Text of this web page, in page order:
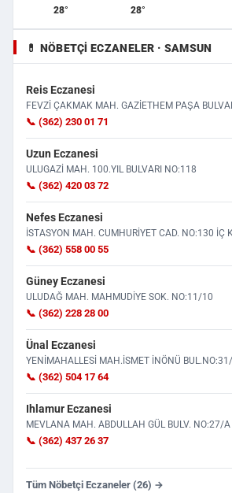
28° 28°
💊 NÖBETÇI ECZANELER · SAMSUN
Reis Eczanesi
FEVZİ ÇAKMAK MAH. GAZİETHEM PAŞA
📞 (362) 230 01 71
Uzun Eczanesi
ULUGAZİ MAH. 100.YIL BULVARI NO:118
📞 (362) 420 03 72
Nefes Eczanesi
İSTASYON MAH. CUMHURİYET CAD. NO:130 İÇ
📞 (362) 558 00 55
Güney Eczanesi
ULUDAĞ MAH. MAHMUDİYE SOK. NO:11/10
📞 (362) 228 28 00
Ünal Eczanesi
YENİMAHALLESİ MAH.İSMET İNÖNÜ
📞 (362) 504 17 64
Ihlamur Eczanesi
MEVLANA MAH. ABDULLAH GÜL BULV. NO:27/A
📞 (362) 437 26 37
Tüm Nöbetçi Eczaneler (26) →